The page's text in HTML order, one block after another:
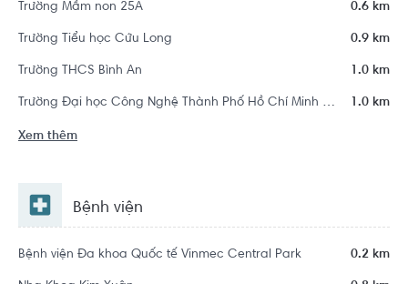
Trường Mầm non 25A 0.6 km
Trường Tiểu học Cửu Long 0.9 km
Trường THCS Bình An 1.0 km
Trường Đại học Công Nghệ Thành Phố Hồ Chí Minh - HUTECH 1.0 km
Xem thêm
Bệnh viện
Bệnh viện Đa khoa Quốc tế Vinmec Central Park 0.2 km